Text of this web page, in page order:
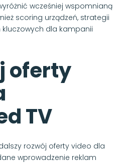
wcześniej wspomnianą
scoring urządzeń, strategii
dla kampanii
oferty
TV
rozwój oferty video dla
wprowadzenie reklam